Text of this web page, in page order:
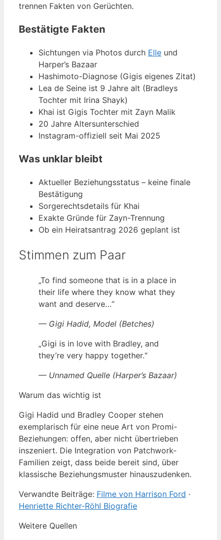
trennen Fakten von Gerüchten.
Bestätigte Fakten
Sichtungen via Photos durch Elle und
Harper’s Bazaar
Hashimoto-Diagnose (Gigis eigenes Zitat)
Lea de Seine ist 9 Jahre alt (Bradleys
Tochter mit Irina Shayk)
Khai ist Gigis Tochter mit Zayn Malik
20 Jahre Altersunterschied
Instagram-offiziell seit Mai 2025
Was unklar bleibt
Aktueller Beziehungsstatus – keine finale
Bestätigung
Sorgerechtsdetails für Khai
Exakte Gründe für Zayn-Trennung
Ob ein Heiratsantrag 2026 geplant ist
Stimmen zum Paar
„To find someone that is in a place in
their life where they know what they
want and deserve…“
— Gigi Hadid, Model (Betches)
„Gigi is in love with Bradley, and
they’re very happy together.“
— Unnamed Quelle (Harper’s Bazaar)
Warum das wichtig ist
Gigi Hadid und Bradley Cooper stehen
exemplarisch für eine neue Art von Promi-
Beziehungen: offen, aber nicht übertrieben
inszeniert. Die Integration von Patchwork-
Familien zeigt, dass beide bereit sind, über
klassische Beziehungsmuster hinauszudenken.
Verwandte Beiträge: Filme von Harrison Ford ·
Henriette Richter-Röhl Biografie
Weitere Quellen